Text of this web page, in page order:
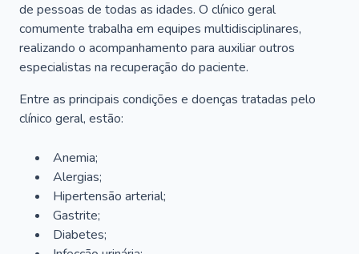
de pessoas de todas as idades. O clínico geral
comumente trabalha em equipes multidisciplinares,
realizando o acompanhamento para auxiliar outros
especialistas na recuperação do paciente.
Entre as principais condições e doenças tratadas pelo
clínico geral, estão:
Anemia;
Alergias;
Hipertensão arterial;
Gastrite;
Diabetes;